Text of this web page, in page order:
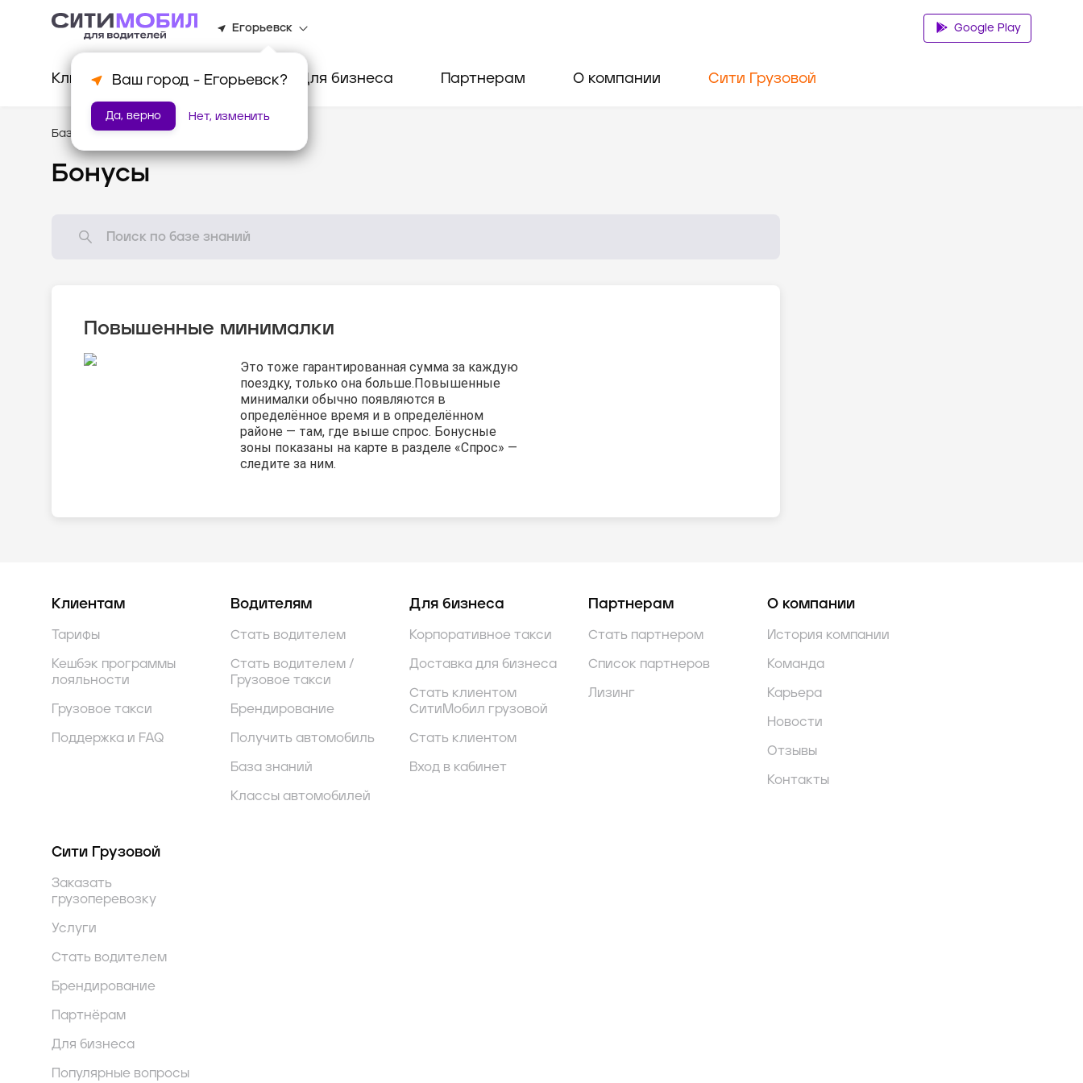
Егорьевск
Ваш город - Егорьевск?
Да, верно Нет, изменить
Google Play
Клиентам Водителям Для бизнеса Партнерам О компании Сити Грузовой
База знаний /Мотивация
Бонусы
Повышенные минималки
Это тоже гарантированная сумма за каждую
поездку, только она больше.Повышенные
минималки обычно появляются в
определённое время и в определённом
районе — там, где выше спрос. Бонусные
зоны показаны на карте в разделе «Спрос» —
следите за ним.
Клиентам
Тарифы
Кешбэк программы
лояльности
Грузовое такси
Поддержка и FAQ
Водителям
Стать водителем
Стать водителем /
Грузовое такси
Брендирование
Получить автомобиль
База знаний
Классы автомобилей
Для бизнеса
Корпоративное такси
Доставка для бизнеса
Стать клиентом
СитиМобил грузовой
Стать клиентом
Вход в кабинет
Партнерам
Стать партнером
Список партнеров
Лизинг
О компании
История компании
Команда
Карьера
Новости
Отзывы
Контакты
Сити Грузовой
Заказать
грузоперевозку
Услуги
Стать водителем
Брендирование
Партнёрам
Для бизнеса
Популярные вопросы